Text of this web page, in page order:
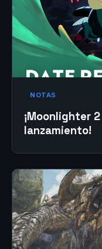
NOTAS
¡Moonlighter
lanzamiento!